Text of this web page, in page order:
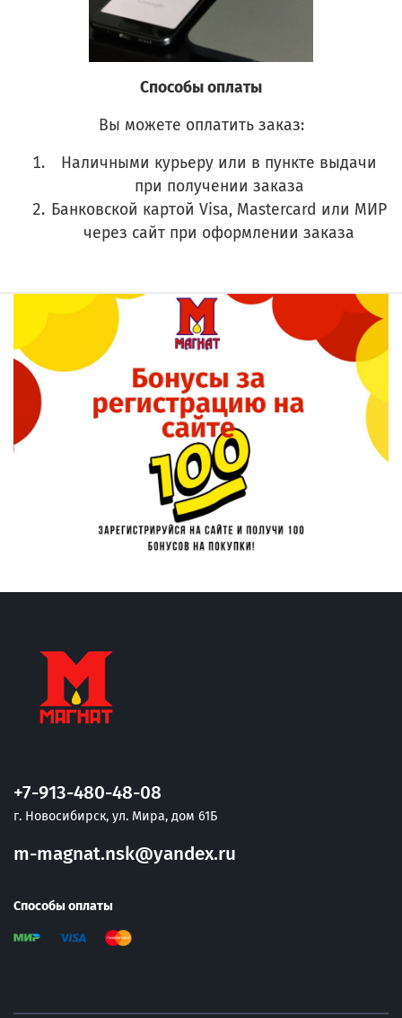
Способы оплаты
Вы можете оплатить заказ:
Наличными курьеру или в пункте выдачи
при получении заказа
Банковской картой Visa, Mastercard или МИР
через сайт при оформлении заказа
+7-913-480-48-08
г. Новосибирск, ул. Мира, дом 61Б
m-magnat.nsk@yandex.ru
Способы оплаты